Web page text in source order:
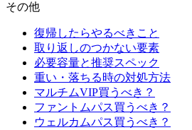
その他
復帰したらやるべきこと
取り返しのつかない要素
必要容量と推奨スペック
重い・落ちる時の対処方法
マルチムVIP買うべき？
ファントムパス買うべき？
ウェルカムパス買うべき？